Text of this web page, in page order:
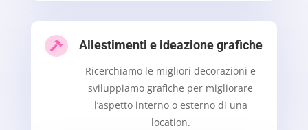
 Allestimenti e ideazione grafiche
Ricerchiamo le migliori decorazioni e
sviluppiamo grafiche per migliorare
l’aspetto interno o esterno di una
location.